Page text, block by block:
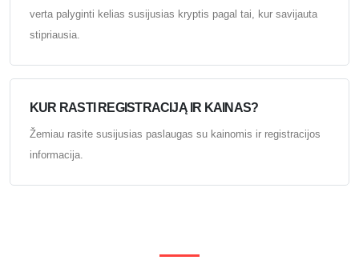
verta palyginti kelias susijusias kryptis pagal tai, kur savijauta
stipriausia.
KUR RASTI REGISTRACIJĄ IR KAINAS?
Žemiau rasite susijusias paslaugas su kainomis ir registracijos
informacija.